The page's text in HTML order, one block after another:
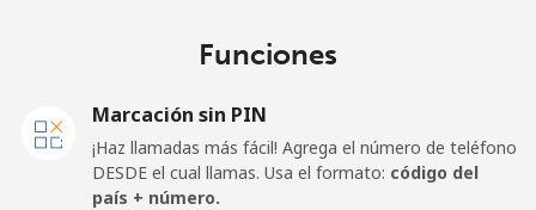
Línea fija
⁦121.5¢⁩
Funciones
Marcación sin PIN
¡Haz llamadas más fácil! Agrega el número de teléfono
DESDE el cual llamas. Usa el formato: código del
país + número.